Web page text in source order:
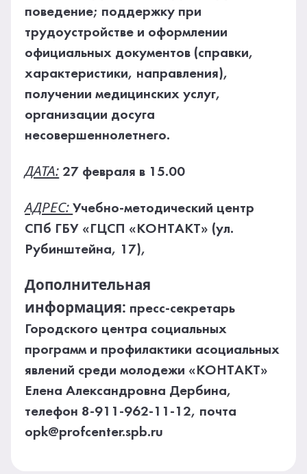
поведение; поддержку при
трудоустройстве и оформлении
официальных документов (справки,
характеристики, направления),
получении медицинских услуг,
организации досуга
несовершеннолетнего.
ДАТА: 27 февраля в 15.00
АДРЕС:Учебно-методический центр
СПб ГБУ «ГЦСП «КОНТАКТ» (ул.
Рубинштейна, 17),
Дополнительная
информация: пресс-секретарь
Городского центра социальных
программ и профилактики асоциальных
явлений среди молодежи «КОНТАКТ»
Елена Александровна Дербина,
телефон 8-911-962-11-12, почта
opk@profcenter.spb.ru